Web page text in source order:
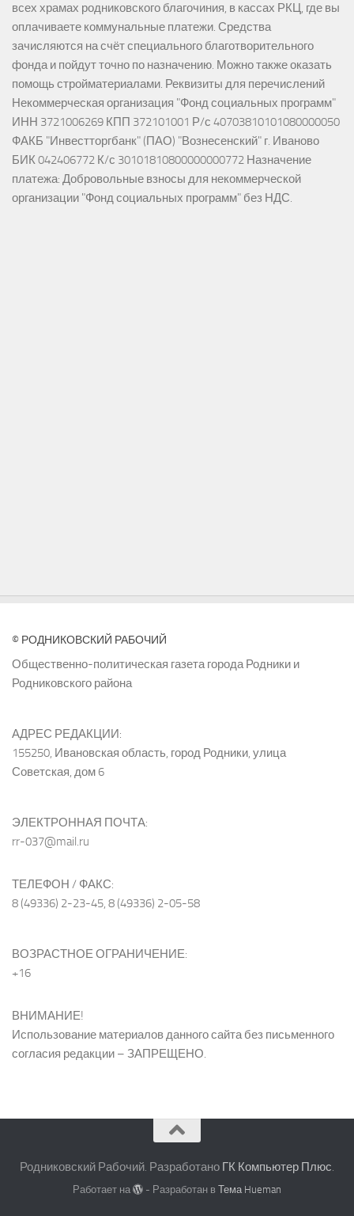
всех храмах родниковского благочиния, в кассах РКЦ, где вы
оплачиваете коммунальные платежи. Средства
зачисляются на счёт специального благотворительного
фонда и пойдут точно по назначению. Можно также оказать
помощь стройматериалами. Реквизиты для перечислений
Некоммерческая организация "Фонд социальных программ"
ИНН 3721006269 КПП 372101001 Р/с 40703810101080000050
ФАКБ "Инвестторгбанк" (ПАО) "Вознесенский" г. Иваново
БИК 042406772 К/с 30101810800000000772 Назначение
платежа: Добровольные взносы для некоммерческой
организации "Фонд социальных программ" без НДС.
© РОДНИКОВСКИЙ РАБОЧИЙ
Общественно-политическая газета города Родники и
Родниковского района
АДРЕС РЕДАКЦИИ:
155250, Ивановская область, город Родники, улица
Советская, дом 6
ЭЛЕКТРОННАЯ ПОЧТА:
rr-037@mail.ru
ТЕЛЕФОН / ФАКС:
8 (49336) 2-23-45, 8 (49336) 2-05-58
ВОЗРАСТНОЕ ОГРАНИЧЕНИЕ:
+16
ВНИМАНИЕ!
Использование материалов данного сайта без письменного
согласия редакции – ЗАПРЕЩЕНО.
Родниковский Рабочий. Разработано ГК Компьютер Плюс.
Работает на - Разработан вТема Hueman